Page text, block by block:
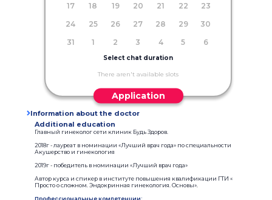
17
18 19 20 21 22
23
24
25 26 27 28 29
30
31
1 2 3 4 5 6
Select chat duration
There aren't available slots
Application
Information about the doctor
Additional education
Главный гинеколог сети клиник Будь Здоров.
2018г - лауреат в номинации «Лучший врач года» по специальности
Акушерство и гинекология
2019г - победитель в номинации «Лучший врач года»
Автор курса и спикер в институте повышения квалификации ГТИ «
Просто о сложном. Эндокринная гинекология. Основы».
Профессиональные компетенции: